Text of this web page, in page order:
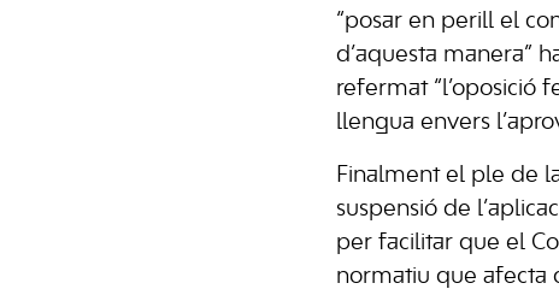
“posar en perill el
d’aquesta manera”
refermat “l’oposició
llengua envers
Finalment el ple de
suspensió de
per facilitar que el
normatiu que afecta